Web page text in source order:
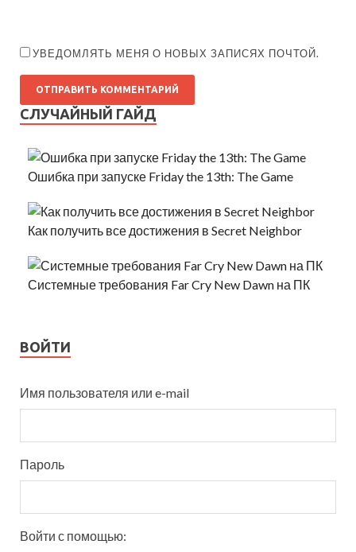
УВЕДОМЛЯТЬ МЕНЯ О НОВЫХ ЗАПИСЯХ ПОЧТОЙ.
СЛУЧАЙНЫЙ ГАЙД
Ошибка при запуске Friday the 13th: The Game
Как получить все достижения в Secret Neighbor
Системные требования Far Cry New Dawn на ПК
ВОЙТИ
Имя пользователя или e-mail
Пароль
Войти с помощью: